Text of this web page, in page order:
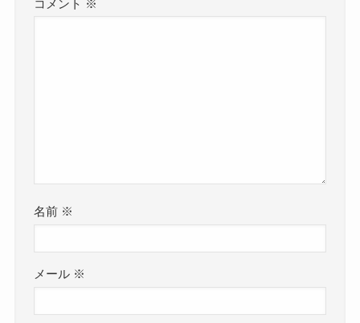
コメント ※
名前 ※
メール ※